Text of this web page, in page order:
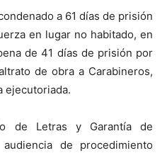
a 61 días de prisión
en lugar no habitado, en
de 41 días de prisión por
de obra a Carabineros,
ejecutoriada.
de Letras y Garantía de
de procedimiento